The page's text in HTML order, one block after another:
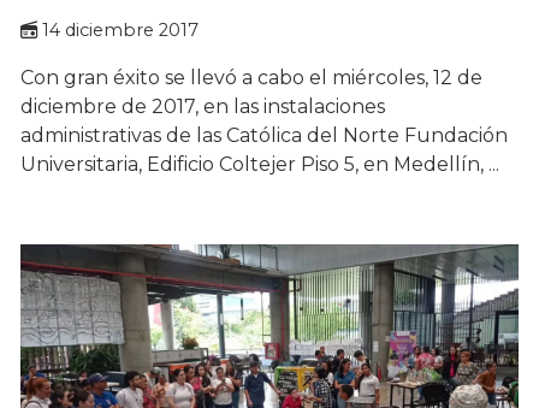
14 diciembre 2017
Con gran éxito se llevó a cabo el miércoles, 12 de
diciembre de 2017, en las instalaciones
administrativas de las Católica del Norte Fundación
Universitaria, Edificio Coltejer Piso 5, en Medellín, ...